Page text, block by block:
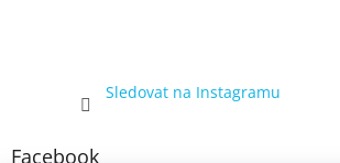
Sledovat na Instagramu
Facebook